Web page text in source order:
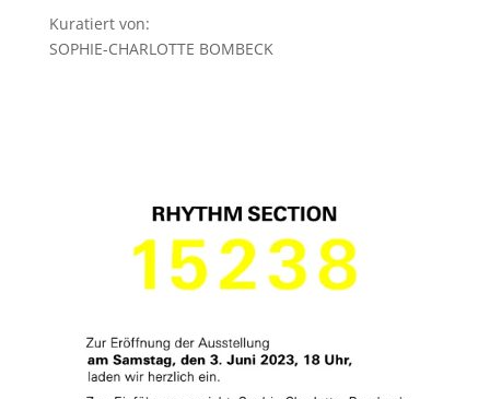
Kuratiert von:
SOPHIE-CHARLOTTE BOMBECK